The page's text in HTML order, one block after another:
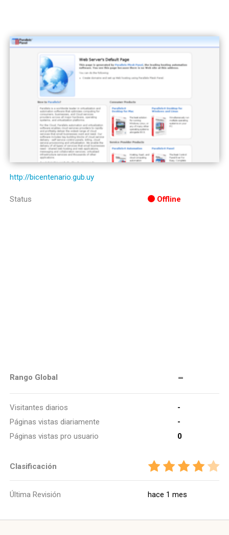
http://bicentenario.gub.uy
Status Offline
Rango Global -
Visitantes diarios
-
Páginas vistas diariamente
-
Páginas vistas pro usuario
0
Clasificación
Última Revisión hace 1 mes